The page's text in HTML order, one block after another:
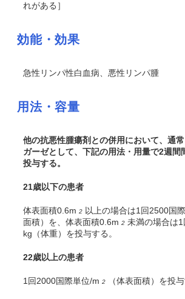
れがある］
効能・効果
急性リンパ性白血病、悪性リンパ腫
用法・容量
他の抗悪性腫瘍剤との併用において、通
ガーゼとして、下記の用法・用量で2週間
投与する。
21歳以下の患者
体表面積0.6m 2 以上の場合は1回2500国
面積）を、体表面積0.6m 2 未満の場合は
kg（体重）を投与する。
22歳以上の患者
1回2000国際単位/m 2 （体表面積）を投与